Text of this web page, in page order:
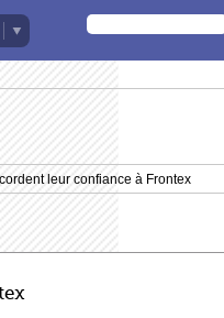
DE
leur confiance à Frontex